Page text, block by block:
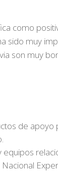
como
sido muy
son muy
de apoyo